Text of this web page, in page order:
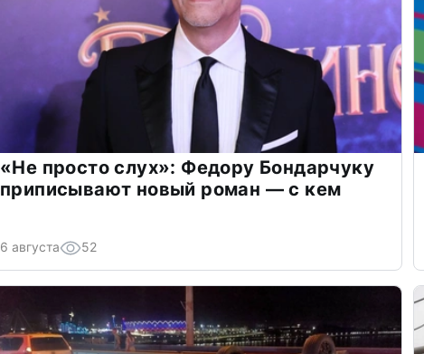
«Не просто слух»: Федору Бондарчуку
приписывают новый роман — с кем
6 августа 52